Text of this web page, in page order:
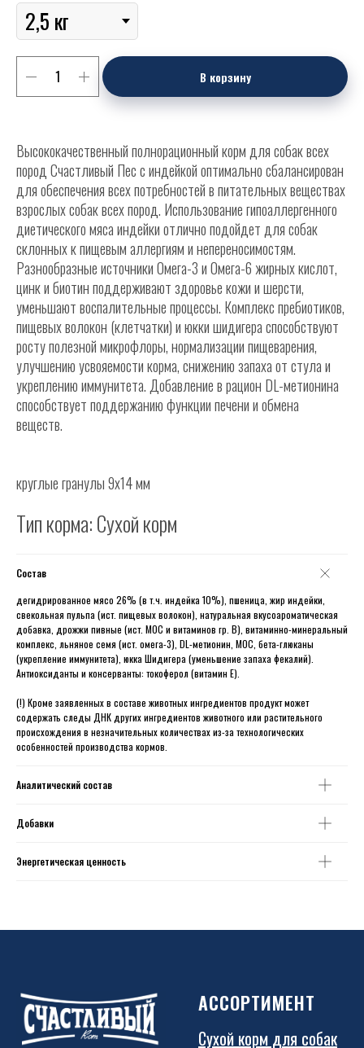
В корзину
Высококачественный полнорационный корм для собак всех
пород Счастливый Пес с индейкой оптимально сбалансирован
для обеспечения всех потребностей в питательных веществах
взрослых собак всех пород. Использование гипоаллергенного
диетического мяса индейки отлично подойдет для собак
склонных к пищевым аллергиям и непереносимостям.
Разнообразные источники Омега-3 и Омега-6 жирных кислот,
цинк и биотин поддерживают здоровье кожи и шерсти,
уменьшают воспалительные процессы. Комплекс пребиотиков,
пищевых волокон (клетчатки) и юкки шидигера способствуют
росту полезной микрофлоры, нормализации пищеварения,
улучшению усвояемости корма, снижению запаха от стула и
укреплению иммунитета. Добавление в рацион DL-метионина
способствует поддержанию функции печени и обмена
веществ.
круглые гранулы 9х14 мм
Тип корма: Сухой корм
Состав
дегидрированное мясо 26% (в т.ч. индейка 10%), пшеница, жир индейки,
свекольная пульпа (ист. пищевых волокон), натуральная вкусоароматическая
добавка, дрожжи пивные (ист. МОС и витаминов гр. В), витаминно-минеральный
комплекс, льняное семя (ист. омега-3), DL-метионин, МОС, бета-глюканы
(укрепление иммунитета), юкка Шидигера (уменьшение запаха фекалий).
Антиоксиданты и консерванты: токоферол (витамин Е).
(!) Кроме заявленных в составе животных ингредиентов продукт может
содержать следы ДНК других ингредиентов животного или растительного
происхождения в незначительных количествах из-за технологических
особенностей производства кормов.
Аналитический состав
Добавки
Энергетическая ценность
АССОРТИМЕНТ
Сухой корм для собак